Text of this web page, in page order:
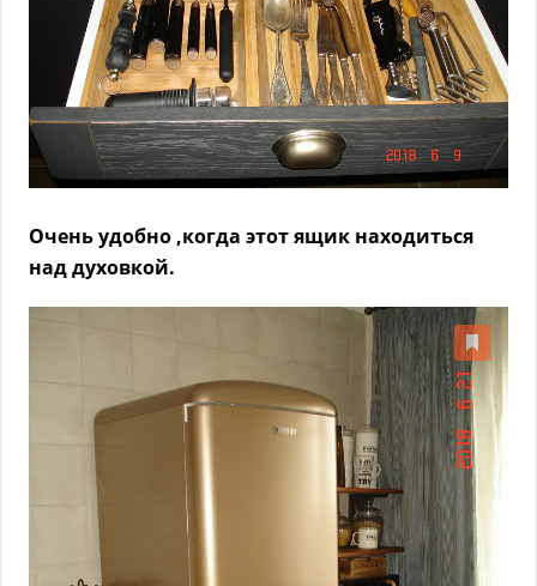
Очень удобно ,когда этот ящик находиться
над духовкой.